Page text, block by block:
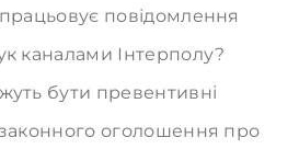
повідомлення
каналами Інтерполу?
бути превентивні
оголошення про